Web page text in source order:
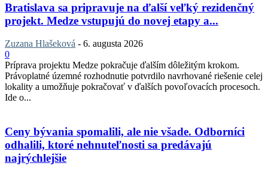
Bratislava sa pripravuje na ďalší veľký rezidenčný
projekt. Medze vstupujú do novej etapy a...
Zuzana Hlašeková - 6. augusta 2026
0
Príprava projektu Medze pokračuje ďalším dôležitým krokom.
Právoplatné územné rozhodnutie potvrdilo navrhované riešenie celej
lokality a umožňuje pokračovať v ďalších povoľovacích procesoch.
Ide o...
Ceny bývania spomalili, ale nie všade. Odborníci
odhalili, ktoré nehnuteľnosti sa predávajú
najrýchlejšie